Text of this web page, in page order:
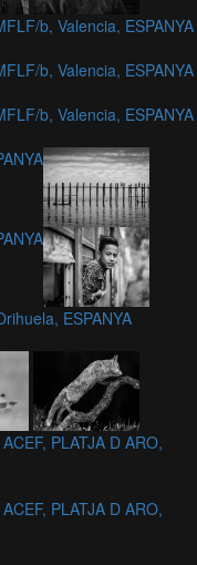
b, Valencia, ESPANYA
b, Valencia, ESPANYA
b, Valencia, ESPANYA
ESPANYA
PLATJA D ARO,
PLATJA D ARO,